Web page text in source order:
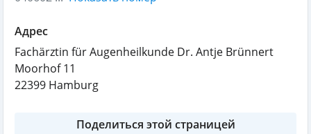
Адрес
Fachärztin für Augenheilkunde Dr. Antje Brünnert
Moorhof 11
22399 Hamburg
Поделиться этой страницей